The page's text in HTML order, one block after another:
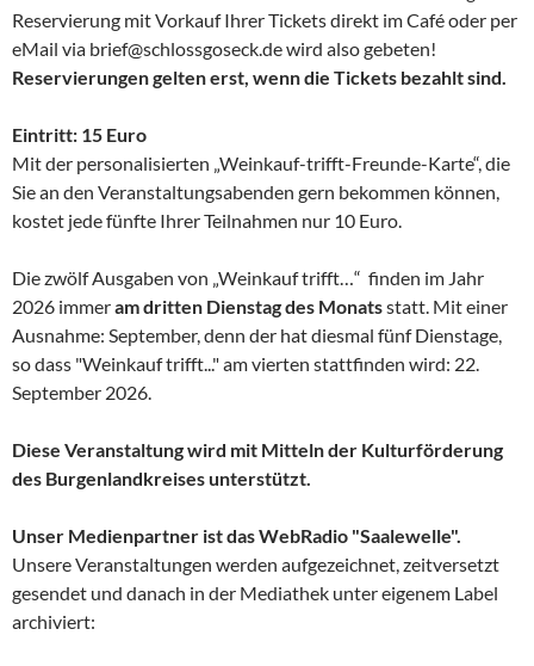
Reservierung mit Vorkauf Ihrer Tickets direkt im Café oder per
eMail via brief@schlossgoseck.de wird also gebeten!
Reservierungen gelten erst, wenn die Tickets bezahlt sind.
Eintritt: 15 Euro
Mit der personalisierten „Weinkauf-trifft-Freunde-Karte“, die
Sie an den Veranstaltungsabenden gern bekommen können,
kostet jede fünfte Ihrer Teilnahmen nur 10 Euro.
Die zwölf Ausgaben von „Weinkauf trifft…“ finden im Jahr
2026 immeram dritten Dienstag des Monatsstatt. Mit einer
Ausnahme: September, denn der hat diesmal fünf Dienstage,
so dass "Weinkauf trifft..." am vierten stattfinden wird: 22.
September 2026.
Diese Veranstaltung wird mit Mitteln der Kulturförderung
des Burgenlandkreises unterstützt.
Unser Medienpartner ist das WebRadio "Saalewelle".
Unsere Veranstaltungen werden aufgezeichnet, zeitversetzt
gesendet und danach in der Mediathek unter eigenem Label
archiviert: